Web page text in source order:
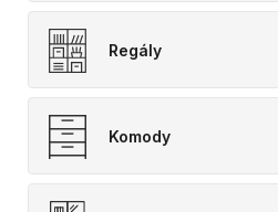
Regály
Komody